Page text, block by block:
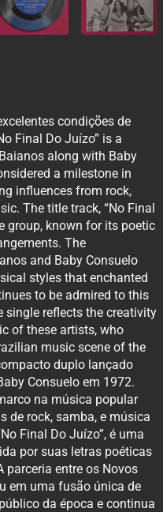
condições de
Final Do Juízo” is a
along with Baby
a milestone in
influences from rock,
The title track, “No Final
group, known for its poetic
The
and Baby Consuelo
styles that enchanted
to be admired to this
single reflects the creativity
of these artists, who
music scene of the
duplo lançado
Consuelo em 1972.
na música popular
de rock, samba, e música
Final Do Juízo”, é uma
por suas letras poéticas
parceria entre os Novos
em uma fusão única de
da época e continua